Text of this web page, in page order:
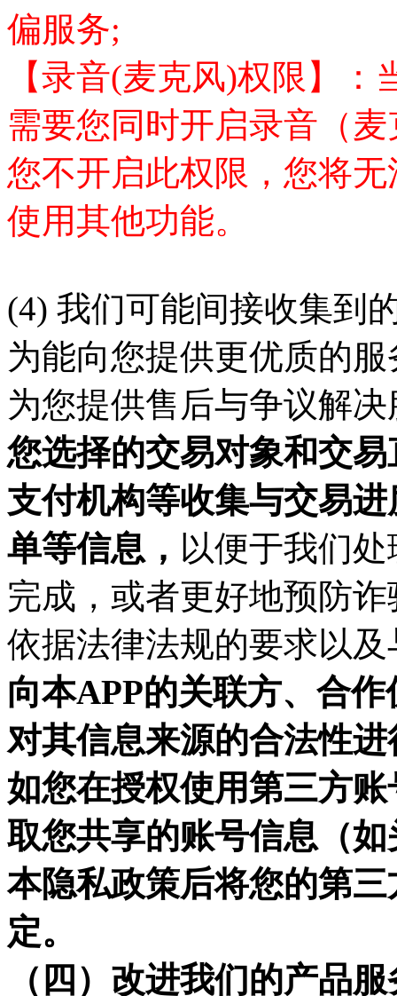
偏服务;
【录音(麦克风)权限】：
需要您同时开启录音（
您不开启此权限，您将无
使用其他功能。
(4) 我们可能间接收集到
为能向您提供更优质的
为您提供售后与争议解
您选择的交易对象和交
支付机构等收集与交易
单等信息， 以便于我们
完成，或者更好地预防
依据法律法规的要求以
向本APP的关联方、合
对其信息来源的合法性
如您在授权使用第三方
取您共享的账号信息（
本隐私政策后将您的第
定。
（四） 改进我们的产品服